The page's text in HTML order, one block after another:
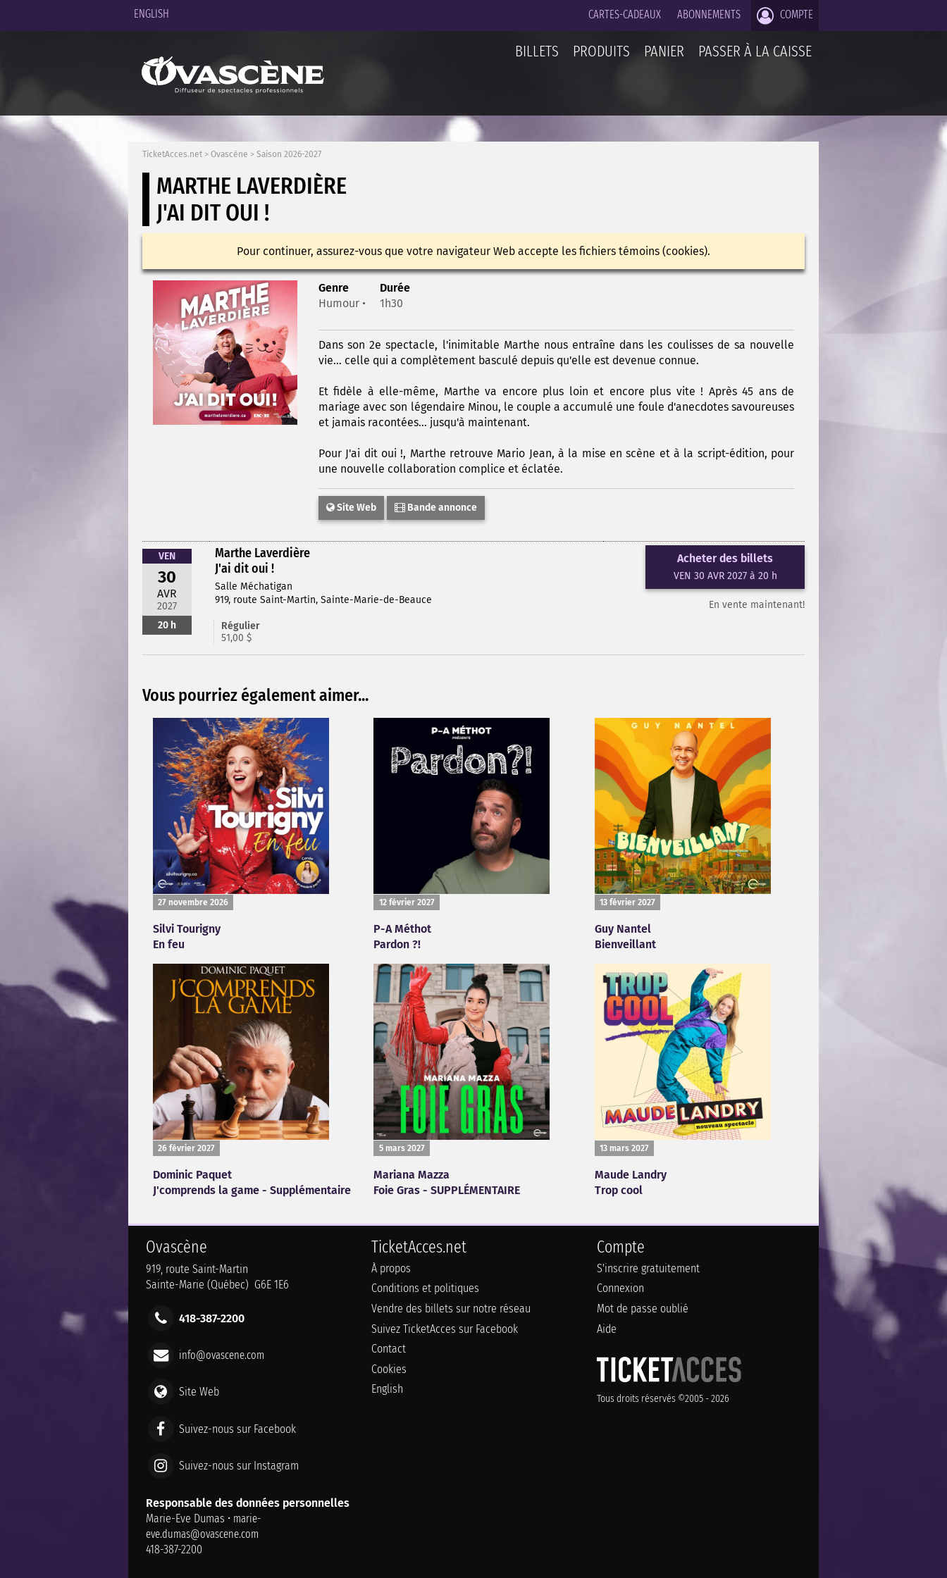
ENGLISH CARTES-CADEAUX ABONNEMENTS COMPTE
BILLETS PRODUITS PANIER PASSER À LA CAISSE
TicketAcces.net > Ovascène > Saison 2026-2027
MARTHE LAVERDIÈRE
J'AI DIT OUI !
Pour continuer, assurez-vous que votre navigateur Web accepte les fichiers témoins (cookies).
Genre
Humour •
Durée
1h30
Dans son 2e spectacle, l'inimitable Marthe nous entraîne dans les coulisses de sa nouvelle
vie... celle qui a complètement basculé depuis qu'elle est devenue connue.
Et fidèle à elle-même, Marthe va encore plus loin et encore plus vite ! Après 45 ans de
mariage avec son légendaire Minou, le couple a accumulé une foule d'anecdotes savoureuses
et jamais racontées... jusqu'à maintenant.
Pour J'ai dit oui !, Marthe retrouve Mario Jean, à la mise en scène et à la script-édition, pour
une nouvelle collaboration complice et éclatée.
Site Web Bande annonce
VEN
30
AVR
2027
20 h
Marthe Laverdière
J'ai dit oui !
Salle Méchatigan
919, route Saint-Martin, Sainte-Marie-de-Beauce
Régulier
51,00 $
Acheter des billets
VEN 30 AVR 2027 à 20 h
En vente maintenant!
Vous pourriez également aimer...
27 novembre 2026
Silvi Tourigny
En feu
12 février 2027
P-A Méthot
Pardon ?!
13 février 2027
Guy Nantel
Bienveillant
26 février 2027
Dominic Paquet
J'comprends la game - Supplémentaire
5 mars 2027
Mariana Mazza
Foie Gras - SUPPLÉMENTAIRE
13 mars 2027
Maude Landry
Trop cool
Ovascène
919, route Saint-Martin
Sainte-Marie (Québec) G6E 1E6
418-387-2200
info@ovascene.com
Site Web
Suivez-nous sur Facebook
Suivez-nous sur Instagram
Responsable des données personnelles
Marie-Eve Dumas • marie-
eve.dumas@ovascene.com
418-387-2200
TicketAcces.net
À propos
Conditions et politiques
Vendre des billets sur notre réseau
Suivez TicketAcces sur Facebook
Contact
Cookies
English
Compte
S'inscrire gratuitement
Connexion
Mot de passe oublié
Aide
Tous droits réservés ©2005 - 2026